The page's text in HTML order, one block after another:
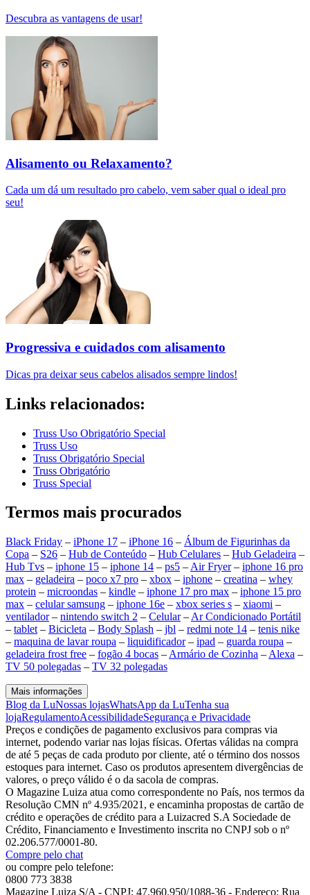
Descubra as vantagens de usar!
Alisamento ou Relaxamento?
Cada um dá um resultado pro cabelo, vem saber qual o ideal pro
seu!
Progressiva e cuidados com alisamento
Dicas pra deixar seus cabelos alisados sempre lindos!
Links relacionados:
Truss Uso Obrigatório Special
Truss Uso
Truss Obrigatório Special
Truss Obrigatório
Truss Special
Termos mais procurados
Black Friday – iPhone 17 – iPhone 16 – Álbum de Figurinhas da
Copa – S26 – Hub de Conteúdo – Hub Celulares – Hub Geladeira –
Hub Tvs – iphone 15 – iphone 14 – ps5 – Air Fryer– iphone 16 pro
max – geladeira – poco x7 pro – xbox – iphone – creatina – whey
protein – microondas – kindle – iphone 17 pro max – iphone 15 pro
max – celular samsung – iphone 16e – xbox series s – xiaomi –
ventilador– nintendo switch 2 – Celular– Ar Condicionado Portátil
– tablet – Bicicleta – Body Splash – jbl – redmi note 14 – tenis nike
– maquina de lavar roupa – liquidificador– ipad – guarda roupa –
geladeira frost free – fogão 4 bocas – Armário de Cozinha – Alexa –
TV 50 polegadas – TV 32 polegadas
Mais informações
Blog da LuNossas lojasWhatsApp da LuTenha sua
lojaRegulamentoAcessibilidadeSegurança e Privacidade
Preços e condições de pagamento exclusivos para compras via
internet, podendo variar nas lojas físicas. Ofertas válidas na compra
de até 5 peças de cada produto por cliente, até o término dos nossos
estoques para internet. Caso os produtos apresentem divergências de
valores, o preço válido é o da sacola de compras.
O Magazine Luiza atua como correspondente no País, nos termos da
Resolução CMN nº 4.935/2021, e encaminha propostas de cartão de
crédito e operações de crédito para a Luizacred S.A Sociedade de
Crédito, Financiamento e Investimento inscrita no CNPJ sob o nº
02.206.577/0001-80.
Compre pelo chat
ou compre pelo telefone:
0800 773 3838
Magazine Luiza S/A - CNPJ: 47.960.950/1088-36 - Endereço: Rua